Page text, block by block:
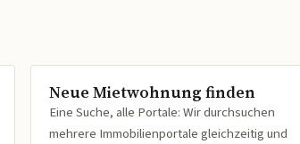
Neue Mietwohnung finden
Eine Suche, alle Portale: Wir durchsuchen
mehrere Immobilienportale gleichzeitig und